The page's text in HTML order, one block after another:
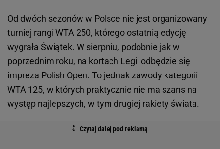
Od dwóch sezonów w Polsce nie jest organizowany
turniej rangi WTA 250, którego ostatnią edycję
wygrała Świątek. W sierpniu, podobnie jak w
poprzednim roku, na kortach Legii odbędzie się
impreza Polish Open. To jednak zawody kategorii
WTA 125, w których praktycznie nie ma szans na
występ najlepszych, w tym drugiej rakiety świata.